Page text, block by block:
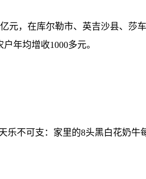
，在库尔勒市、英吉沙县、莎
年均增收1000多元。
不可支：家里的8头黑白花奶牛